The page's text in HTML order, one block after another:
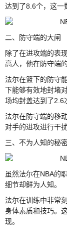
达到了8.6个，这一
二、防守端的大闸
除了在进攻端的表
高人，他在防守端
法尔在篮下的防守
下能够有效地封堵
场均封盖达到了2.6
法尔在防守端的移
对手的进攻进行干
三、不为人知的秘
虽然法尔在NBA的
细节却鲜为人知。
法尔在训练中非常
身体素质和技巧。
现。